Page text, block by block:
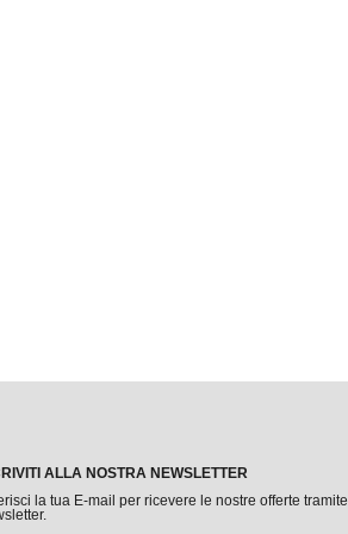
ALLA NOSTRA NEWSLETTER
la tua E-mail per ricevere le nostre offerte tramite